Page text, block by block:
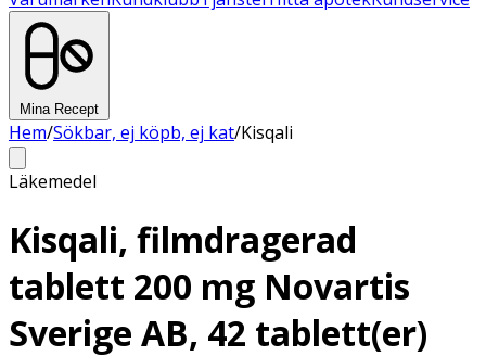
Mina Recept
Hem/Sökbar, ej köpb, ej kat/Kisqali
Läkemedel
Kisqali, filmdragerad
tablett 200 mg Novartis
Sverige AB, 42 tablett(er)